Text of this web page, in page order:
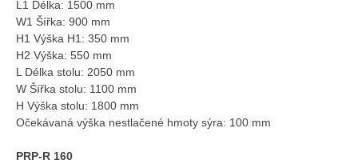
L1 Délka: 1500 mm
W1 Šířka: 900 mm
H1 Výška H1: 350 mm
H2 Výška: 550 mm
L Délka stolu: 2050 mm
W Šířka stolu: 1100 mm
H Výška stolu: 1800 mm
Očekávaná výška nestlačené hmoty sýra: 100 mm
PRP-R 160